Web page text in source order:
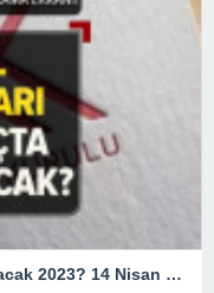
YÖKDİL sonuçları ne zaman açıklanacak 2023? 14 Nisan YÖKDİL sınav sonuçları saat kaçta açıklanır? ÖSYM sonuç sorgulama ekranı!